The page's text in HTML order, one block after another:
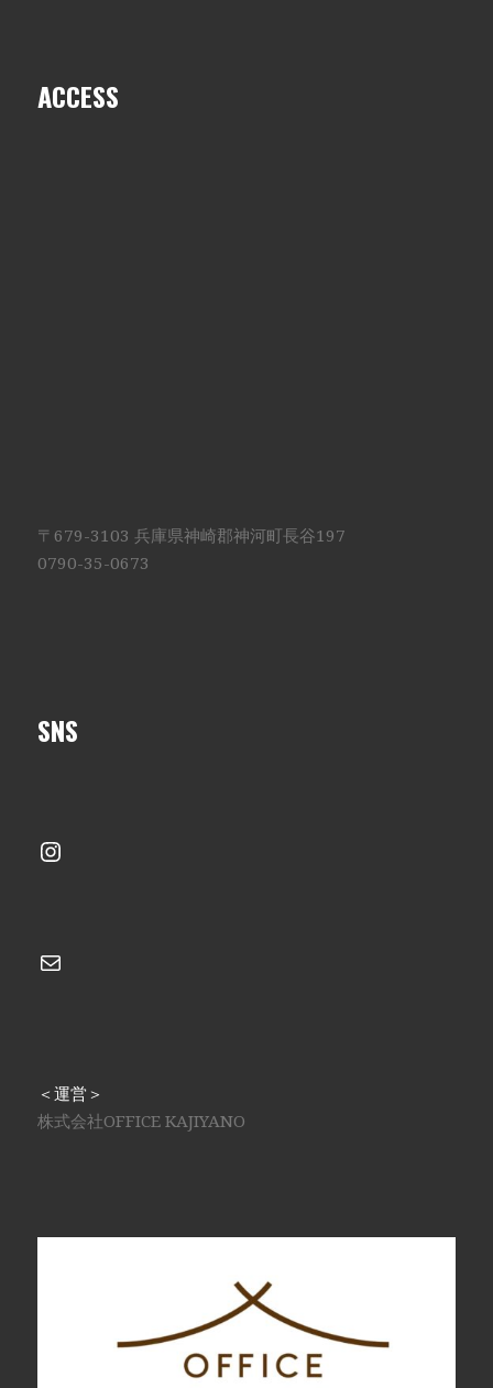
ACCESS
〒679-3103 兵庫県神崎郡神河町長谷197
0790-35-0673
SNS
Instagram
メール
＜運営＞
株式会社OFFICE KAJIYANO